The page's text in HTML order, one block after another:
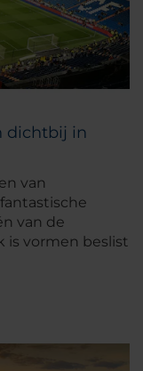
dichtbij in
van
fantastische
van de
is vormen beslist